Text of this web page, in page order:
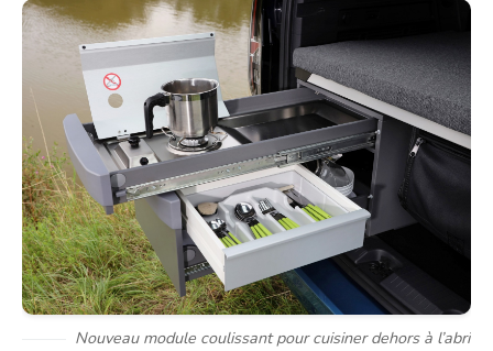
Nouveau module coulissant pour cuisiner dehors à l’abri